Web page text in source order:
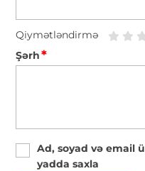
Qiymətləndirmə
Şərh*
Ad, soyad və email
yadda saxla